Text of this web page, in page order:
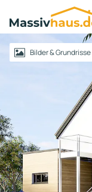
Massivhaus
Logo
AnmeldenBilder & Grundrisse